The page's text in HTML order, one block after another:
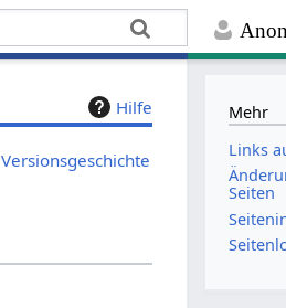
Hilfe
Versionsgeschichte
Mehr
Links
Seiten